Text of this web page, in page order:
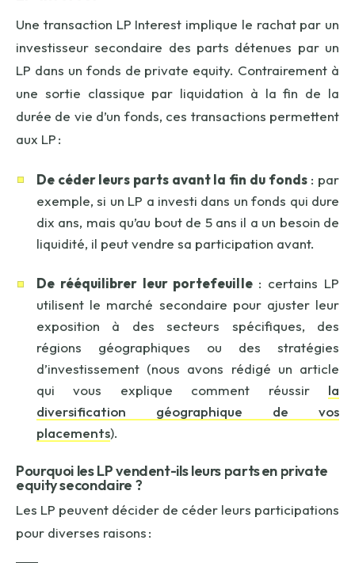
Une transaction LP Interest implique le rachat par un
investisseur secondaire des parts détenues par un
LP dans un fonds de private equity. Contrairement à
une sortie classique par liquidation à la fin de la
durée de vie d’un fonds, ces transactions permettent
aux LP :
De céder leurs parts avant la fin du fonds: par
exemple, si un LP a investi dans un fonds qui dure
dix ans, mais qu’au bout de 5 ans il a un besoin de
liquidité, il peut vendre sa participation avant.
De rééquilibrer leur portefeuille: certains LP
utilisent le marché secondaire pour ajuster leur
exposition à des secteurs spécifiques, des
régions géographiques ou des stratégies
d’investissement (nous avons rédigé un article
qui vous explique comment réussir la
diversification géographique de vos
placements).
Pourquoi les LP vendent-ils leurs partsen private
equity secondaire ?
Les LP peuvent décider de céder leurs participations
pour diverses raisons :